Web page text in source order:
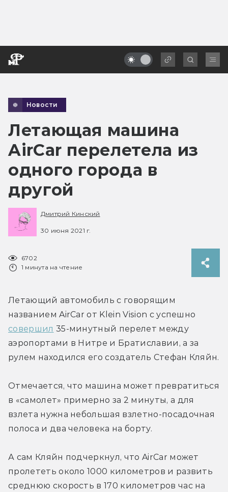
Новости
Летающая машина
AirCar перелетела из
одного города в
другой
Дмитрий Кинский
30 июня 2021 г.
6702
1 минута на чтение
Летающий автомобиль с говорящим
совершил 35-минутный перелет между
аэропортами в Нитре и Братиславии, а за
рулем находился его создатель Стефан Кляйн.
Отмечается, что машина может превратиться
в «самолет» примерно за 2 минуты, а для
взлета нужна небольшая взлетно-посадочная
полоса и два человека на борту.
А сам Кляйн подчеркнул, что AirCar может
пролететь около 1000 километров и развить
среднюю скорость в 170 километров час на